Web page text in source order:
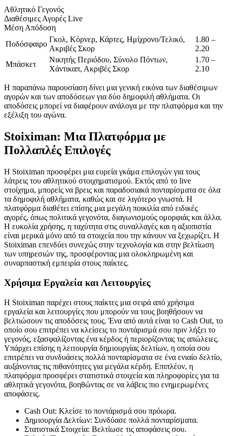
Αθλητικό Γεγονός
Διαθέσιμες Αγορές Live
Μέση Απόδοση
Ποδόσφαιρο
Γκολ, Κόρνερ, Κάρτες, Ημίχρονο/Τελικό,
Ακριβές Σκορ
1.80 –
2.20
Μπάσκετ
Νικητής Περιόδου, Σύνολο Πόντων,
Χάντικαπ, Ακριβές Σκορ
1.70 –
2.10
Η παραπάνω παρουσίαση δίνει μια γενική εικόνα των διαθέσιμων
αγορών και των αποδόσεων για δύο δημοφιλή αθλήματα. Οι
αποδόσεις μπορεί να διαφέρουν ανάλογα με την πλατφόρμα και την
εξέλιξη του αγώνα.
Stoiximan: Μια Πλατφόρμα με
Πολλαπλές Επιλογές
Η Stoiximan προσφέρει μια ευρεία γκάμα επιλογών για τους
λάτρεις του αθλητικού στοιχηματισμού. Εκτός από το live
στοίχημα, μπορείς να βρεις και παραδοσιακά πονταρίσματα σε όλα
τα δημοφιλή αθλήματα, καθώς και σε λιγότερο γνωστά. Η
πλατφόρμα διαθέτει επίσης μια μεγάλη ποικιλία από ειδικές
αγορές, όπως πολιτικά γεγονότα, διαγωνισμούς ομορφιάς και άλλα.
Η ευκολία χρήσης, η ταχύτητα στις συναλλαγές και η αξιοπιστία
είναι μερικά μόνο από τα στοιχεία που την κάνουν να ξεχωρίζει. Η
Stoiximan επενδύει συνεχώς στην τεχνολογία και στην βελτίωση
των υπηρεσιών της, προσφέροντας μια ολοκληρωμένη και
συναρπαστική εμπειρία στους παίκτες.
Χρήσιμα Εργαλεία και Λειτουργίες
Η Stoiximan παρέχει στους παίκτες μια σειρά από χρήσιμα
εργαλεία και λειτουργίες που μπορούν να τους βοηθήσουν να
βελτιώσουν τις αποδόσεις τους. Ένα από αυτά είναι το Cash Out, το
οποίο σου επιτρέπει να κλείσεις το ποντάρισμά σου πριν λήξει το
γεγονός, εξασφαλίζοντας ένα κέρδος ή περιορίζοντας τις απώλειες.
Υπάρχει επίσης η λειτουργία δημιουργίας δελτίων, η οποία σου
επιτρέπει να συνδυάσεις πολλά πονταρίσματα σε ένα ενιαίο δελτίο,
αυξάνοντας τις πιθανότητες για μεγάλα κέρδη. Επιπλέον, η
πλατφόρμα προσφέρει στατιστικά στοιχεία και πληροφορίες για τα
αθλητικά γεγονότα, βοηθώντας σε να λάβεις πιο ενημερωμένες
αποφάσεις.
Cash Out: Κλείσε το ποντάρισμά σου πρόωρα.
Δημιουργία Δελτίων: Συνδύασε πολλά πονταρίσματα.
Στατιστικά Στοιχεία: Βελτίωσε τις αποφάσεις σου.